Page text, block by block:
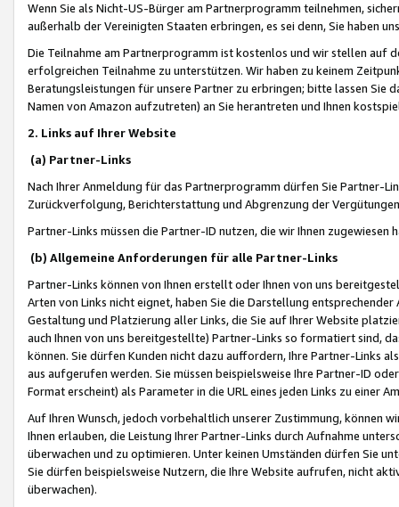
Wenn Sie als Nicht-US-Bürger am Partnerprogramm teilnehmen,
außerhalb der Vereinigten Staaten erbringen, es sei denn, Sie haben
Die Teilnahme am Partnerprogramm ist kostenlos und wir stellen auf
erfolgreichen Teilnahme zu unterstützen. Wir haben zu keinem
Beratungsleistungen für unsere Partner zu erbringen; bitte lassen Sie
Namen von Amazon aufzutreten) an Sie herantreten und Ihnen
2. Links auf Ihrer Website
(a) Partner-Links
Nach Ihrer Anmeldung für das Partnerprogramm dürfen Sie Partner-
Zurückverfolgung, Berichterstattung und Abgrenzung der
Partner-Links müssen die Partner-ID nutzen, die wir Ihnen zugewiesen
(b) Allgemeine Anforderungen für alle Partner-Links
Partner-Links können von Ihnen erstellt oder Ihnen von uns
Arten von Links nicht eignet, haben Sie die Darstellung
Gestaltung und Platzierung aller Links, die Sie auf Ihrer Website
auch Ihnen von uns bereitgestellte) Partner-Links so formatiert sind,
können. Sie dürfen Kunden nicht dazu auffordern, Ihre Partner-Links
aus aufgerufen werden. Sie müssen beispielsweise Ihre Partner-ID
Format erscheint) als Parameter in die URL eines jeden Links zu einer
Auf Ihren Wunsch, jedoch vorbehaltlich unserer Zustimmung, können
Ihnen erlauben, die Leistung Ihrer Partner-Links durch Aufnahme
überwachen und zu optimieren. Unter keinen Umständen dürfen Sie
Sie dürfen beispielsweise Nutzern, die Ihre Website aufrufen, nicht
überwachen).